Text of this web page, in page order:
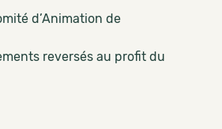
d’Animation de
reversés au profit du